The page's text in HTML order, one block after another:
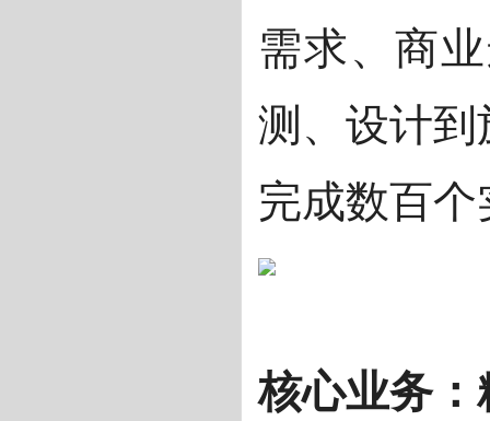
需求、商
测、设计
完成数百
核心业务